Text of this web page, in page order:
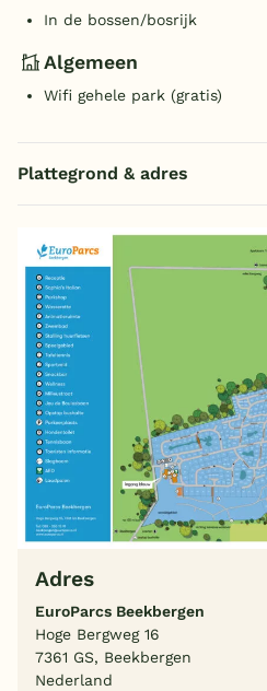
In de bossen/bosrijk
Algemeen
Wifi gehele park (gratis)
Plattegrond & adres
Adres
EuroParcs Beekbergen
Hoge Bergweg 16
7361 GS, Beekbergen
Nederland